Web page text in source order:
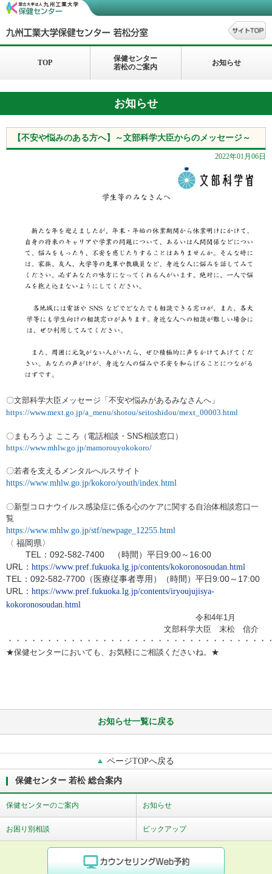
TOP
保健センター
若松のご案内
お知らせ
お知らせ
【不安や悩みのある方へ】～文部科学大臣からのメッセージ～
2022年01月06日
〇文部科学大臣メッセージ「不安や悩みがあるみなさんへ」
https://www.mext.go.jp/a_menu/shotou/seitoshidou/mext_00003.html
〇まもろうよ こころ （ 電話相談・SNS相談窓口 ）
https://www.mhlw.go.jp/mamorouyokokoro/
〇若者を支えるメンタルへルスサイト
https://www.mhlw.go.jp/kokoro/youth/index.html
〇新型コロナウイルス感染症に係る心のケアに関する自治体相談窓口一
覧
https://www.mhlw.go.jp/stf/newpage_12255.html
〈 福岡県〉
TEL：092-582-7400
（時間）平日9:00～16:00
URL： https://www.pref.fukuoka.lg.jp/contents/kokoronosoudan.html
TEL：092-582-7700（医療従事者専用）（時間）平日9:00～17:00
URL： https://www.pref.fukuoka.lg.jp/contents/iryoujujisya-
kokoronosoudan.html
令和4年1月
文部科学大臣 末松 信介
・・・・・・・・・・・・・・・・・・・・・・・・・・・・・・・・・
★保健センターにおいても、お気軽にご相談くださいね。★
お知らせ一覧に戻る
ページTOPへ戻る
保健センター 若松 総合案内
保健センターのご案内 お知らせ
お困り別相談 ピックアップ